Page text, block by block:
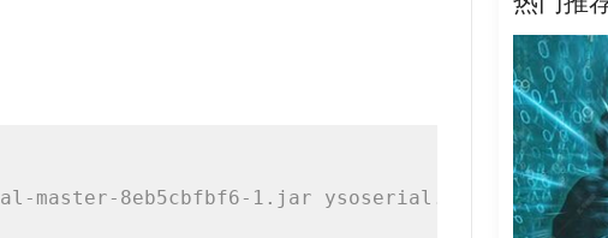
8eb5cbfbf6-1.jar